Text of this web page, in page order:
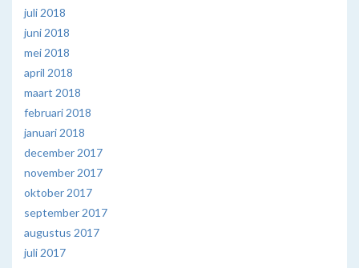
juli 2018
juni 2018
mei 2018
april 2018
maart 2018
februari 2018
januari 2018
december 2017
november 2017
oktober 2017
september 2017
augustus 2017
juli 2017